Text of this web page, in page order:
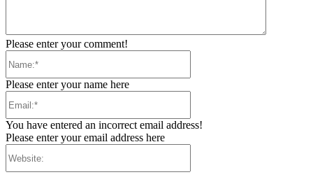
Please enter your comment!
Please enter your name here
You have entered an incorrect email address!
Please enter your email address here